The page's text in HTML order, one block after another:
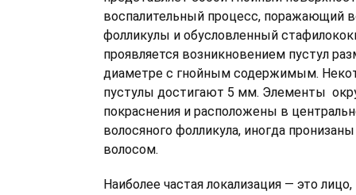
воспалительный процесс, поражающий
фолликулы и обусловленный
проявляется возникновением пустул
диаметре с гнойным содержимым.
пустулы достигают 5 мм. Элементы
покраснения и расположены в
волосяного фолликула, иногда
волосом.
Наиболее частая локализация — это